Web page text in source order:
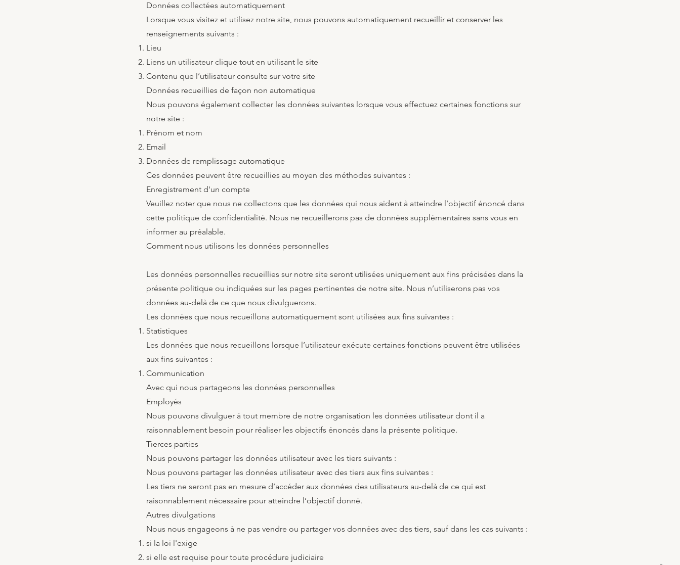
Données collectées automatiquement
Lorsque vous visitez et utilisez notre site, nous pouvons automatiquement recueillir et conserver les
renseignements suivants :
Lieu
Liens un utilisateur clique tout en utilisant le site
Contenu que l’utilisateur consulte sur votre site
Données recueillies de façon non automatique
Nous pouvons également collecter les données suivantes lorsque vous effectuez certaines fonctions sur
notre site :
Prénom et nom
Email
Données de remplissage automatique
Ces données peuvent être recueillies au moyen des méthodes suivantes :
Enregistrement d'un compte
Veuillez noter que nous ne collectons que les données qui nous aident à atteindre l’objectif énoncé dans
cette politique de confidentialité. Nous ne recueillerons pas de données supplémentaires sans vous en
informer au préalable.
Comment nous utilisons les données personnelles
Les données personnelles recueillies sur notre site seront utilisées uniquement aux fins précisées dans la
présente politique ou indiquées sur les pages pertinentes de notre site. Nous n’utiliserons pas vos
données au-delà de ce que nous divulguerons.
Les données que nous recueillons automatiquement sont utilisées aux fins suivantes :
Statistiques
Les données que nous recueillons lorsque l’utilisateur exécute certaines fonctions peuvent être utilisées
aux fins suivantes :
Communication
Avec qui nous partageons les données personnelles
Employés
Nous pouvons divulguer à tout membre de notre organisation les données utilisateur dont il a
raisonnablement besoin pour réaliser les objectifs énoncés dans la présente politique.
Tierces parties
Nous pouvons partager les données utilisateur avec les tiers suivants :
Nous pouvons partager les données utilisateur avec des tiers aux fins suivantes :
Les tiers ne seront pas en mesure d’accéder aux données des utilisateurs au-delà de ce qui est
raisonnablement nécessaire pour atteindre l’objectif donné.
Autres divulgations
Nous nous engageons à ne pas vendre ou partager vos données avec des tiers, sauf dans les cas suivants :
si la loi l'exige
si elle est requise pour toute procédure judiciaire